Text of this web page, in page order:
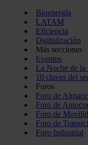
Bioenergía
LATAM
Eficiencia
Digitalización
Más secciones
Eventos
La Noche de la
10 claves del
Foros
Foro de
Foro de
Foro de
Foro de
Foro Industrial